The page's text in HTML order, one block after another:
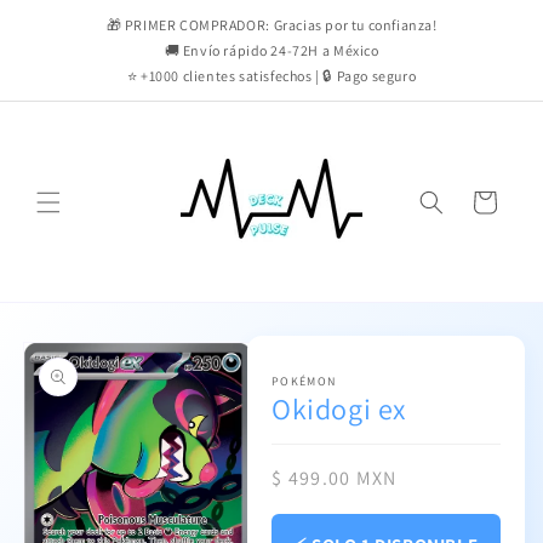
directamente🎁 PRIMER COMPRADOR: Gracias por tu confianza!
🚚 Envío rápido 24-72H a México
⭐ +1000 clientes satisfechos | 🔒 Pago seguro
Carrito
directamente
a la
información
del producto
POKÉMON
Okidogi ex
Precio
$ 499.00 MXN